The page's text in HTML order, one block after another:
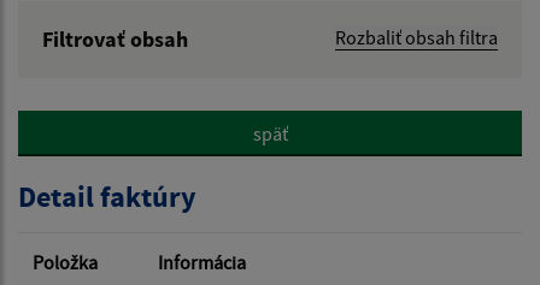
Filtrovať obsah
Rozbaliť obsah filtra
Hľadať v:
späť
Detail faktúry
Položka Informácia